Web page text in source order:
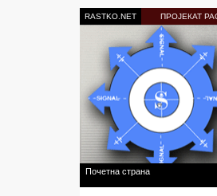
RASTKO.NET ПРОЈЕКАТ
Почетна страна